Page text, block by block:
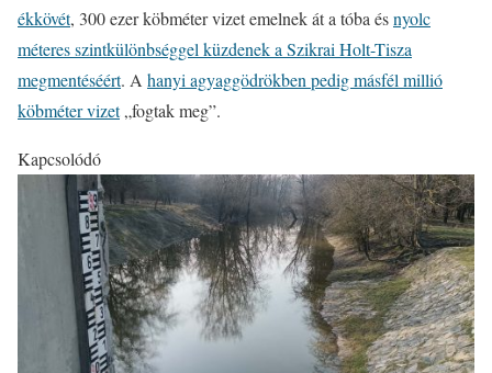
ékkövét, 300 ezer köbméter vizet emelnek át a tóba ésnyolc
méteres szintkülönbséggel küzdenek a Szikrai Holt-Tisza
megmentéséért. A hanyi agyaggödrökben pedig másfél millió
köbméter vizet„fogtak meg”.
Kapcsolódó